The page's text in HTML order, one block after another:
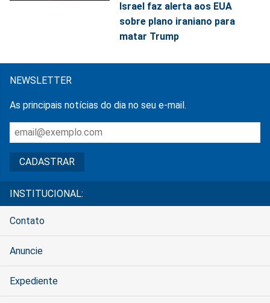
Israel faz alerta aos EUA
sobre plano iraniano para
matar Trump
NEWSLETTER
As principais notícias do dia no seu e-mail.
INSTITUCIONAL:
Contato
Anuncie
Expediente